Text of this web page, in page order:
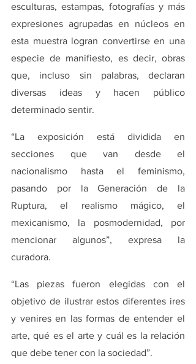
esculturas, estampas, fotografías y más
expresiones agrupadas en núcleos en
esta muestra logran convertirse en una
especie de manifiesto, es decir, obras
que, incluso sin palabras, declaran
diversas ideas y hacen público
determinado sentir.
“La exposición está dividida en
secciones que van desde el
nacionalismo hasta el feminismo,
pasando por la Generación de la
Ruptura, el realismo mágico, el
mexicanismo, la posmodernidad, por
mencionar algunos”, expresa la
curadora.
“Las piezas fueron elegidas con el
objetivo de ilustrar estos diferentes ires
y venires en las formas de entender el
arte, qué es el arte y cuál es la relación
que debe tener con la sociedad”.